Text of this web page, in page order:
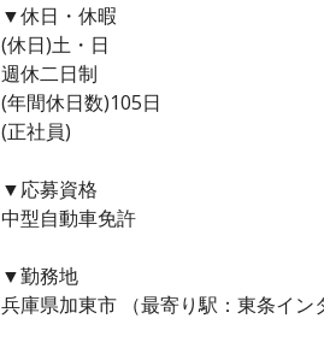
▼休日・休暇
(休日)土・日
週休二日制
(年間休日数)105日
(正社員)
▼応募資格
中型自動車免許
▼勤務地
兵庫県加東市 （最寄り駅：東条イン